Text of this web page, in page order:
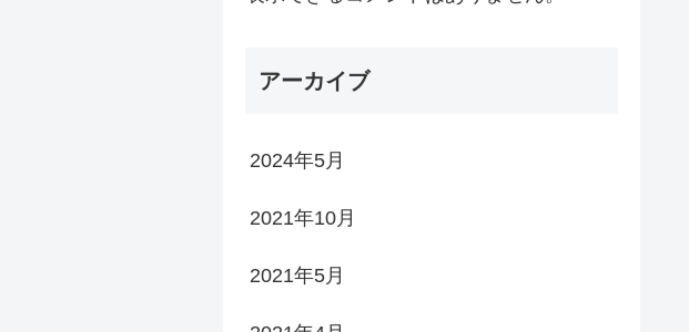
アーカイブ
2024年5月
2021年10月
2021年5月